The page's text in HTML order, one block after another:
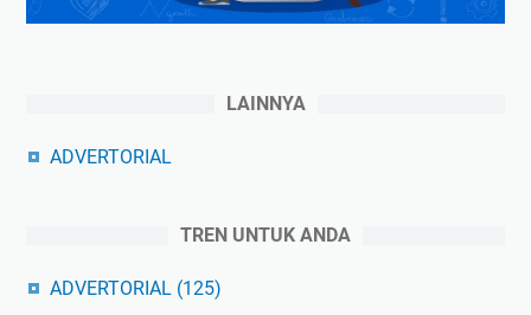
LAINNYA
ADVERTORIAL
TREN UNTUK ANDA
ADVERTORIAL (125)